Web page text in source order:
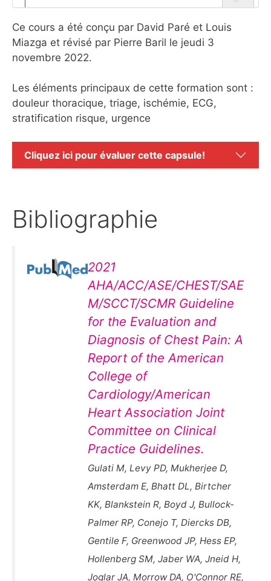
Ce cours a été conçu par David Paré et Louis
Miazga et révisé par Pierre Baril le jeudi 3
novembre 2022.
Les éléments principaux de cette formation sont :
douleur thoracique, triage, ischémie, ECG,
stratification risque, urgence
Cliquez ici pour évaluer cette capsule!
Bibliographie
2021
AHA/ACC/ASE/CHEST/SAE
M/SCCT/SCMR Guideline
for the Evaluation and
Diagnosis of Chest Pain: A
Report of the American
College of
Cardiology/American
Heart Association Joint
Committee on Clinical
Practice Guidelines.
Gulati M, Levy PD, Mukherjee D,
Amsterdam E, Bhatt DL, Birtcher
KK, Blankstein R, Boyd J, Bullock-
Palmer RP, Conejo T, Diercks DB,
Gentile F, Greenwood JP, Hess EP,
Hollenberg SM, Jaber WA, Jneid H,
Joglar JA, Morrow DA, O'Connor RE,